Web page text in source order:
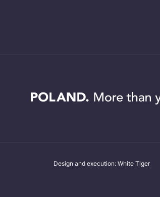
Design and execution: White Tiger